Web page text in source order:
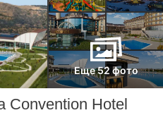
Еще 52 фото
Convention Hotel